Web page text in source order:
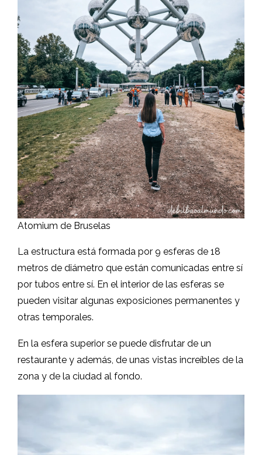
Atomium de Bruselas
La estructura está formada por 9 esferas de 18
metros de diámetro que están comunicadas entre sí
por tubos entre sí. En el interior de las esferas se
pueden visitar algunas exposiciones permanentes y
otras temporales.
En la esfera superior se puede disfrutar de un
restaurante y además, de unas vistas increíbles de la
zona y de la ciudad al fondo.